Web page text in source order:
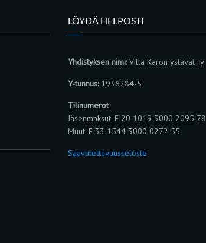
LÖYDÄ HELPOSTI
Yhdistyksen nimi:Villa Karon ystävät ry
Y-tunnus:1936284-5
Tilinumerot
Jäsenmaksut: FI20 1019 3000 2095 78
Muut: FI33 1544 3000 0272 55
Saavutettavuusseloste